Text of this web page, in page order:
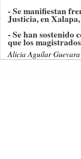
- Se manifiestan
Justicia, en
- Se han sostenido
que los
Alicia Aguilar Guevara